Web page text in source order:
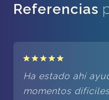
Referencias
Ha estado ahí
momentos